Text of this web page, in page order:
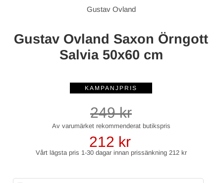
Gustav Ovland
Gustav Ovland Saxon Örngott
Salvia 50x60 cm
249kr
212 kr
Vårt lägsta pris 1-30 dagar innan prissänkning 212 kr